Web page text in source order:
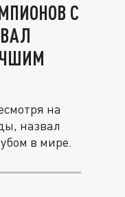
С
на
назвал
в мире.